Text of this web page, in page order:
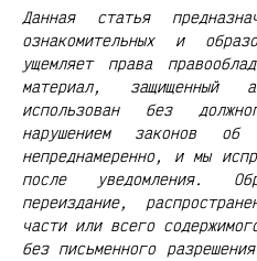
Данная статья
ознакомительных и
ущемляет права
материал, защищенный
использован без
нарушением законов
непреднамеренно, и мы
после уведомления.
переиздание,
части или всего
без письменного